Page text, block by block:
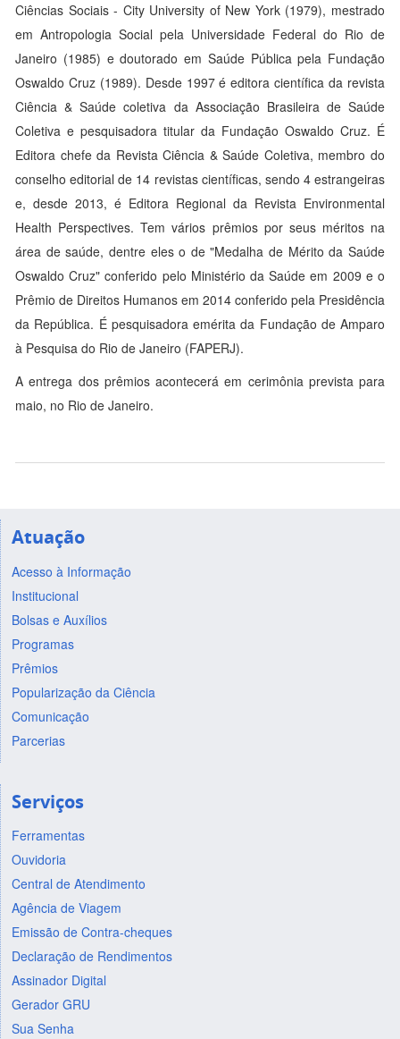
Ciências Sociais - City University of New York (1979), mestrado
em Antropologia Social pela Universidade Federal do Rio de
Janeiro (1985) e doutorado em Saúde Pública pela Fundação
Oswaldo Cruz (1989). Desde 1997 é editora científica da revista
Ciência & Saúde coletiva da Associação Brasileira de Saúde
Coletiva e pesquisadora titular da Fundação Oswaldo Cruz. É
Editora chefe da Revista Ciência & Saúde Coletiva, membro do
conselho editorial de 14 revistas científicas, sendo 4 estrangeiras
e, desde 2013, é Editora Regional da Revista Environmental
Health Perspectives. Tem vários prêmios por seus méritos na
área de saúde, dentre eles o de "Medalha de Mérito da Saúde
Oswaldo Cruz" conferido pelo Ministério da Saúde em 2009 e o
Prêmio de Direitos Humanos em 2014 conferido pela Presidência
da República. É pesquisadora emérita da Fundação de Amparo
à Pesquisa do Rio de Janeiro (FAPERJ).
A entrega dos prêmios acontecerá em cerimônia prevista para
maio, no Rio de Janeiro.
Atuação
Acesso à Informação
Institucional
Bolsas e Auxílios
Programas
Prêmios
Popularização da Ciência
Comunicação
Parcerias
Serviços
Ferramentas
Ouvidoria
Central de Atendimento
Agência de Viagem
Emissão de Contra-cheques
Declaração de Rendimentos
Assinador Digital
Gerador GRU
Sua Senha